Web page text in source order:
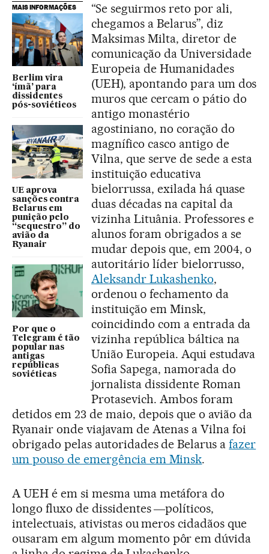
MAIS INFORMAÇÕES
Berlim vira
‘ímã’ para
dissidentes
pós-soviéticos
UE aprova
sanções contra
Belarus em
punição pelo
“sequestro” do
avião da
Ryanair
Por que o
Telegram é tão
popular nas
antigas
repúblicas
soviéticas
“Se seguirmos reto por ali,
chegamos a Belarus”, diz
Maksimas Milta, diretor de
comunicação da Universidade
Europeia de Humanidades
(UEH), apontando para um dos
muros que cercam o pátio do
antigo monastério
agostiniano, no coração do
magnífico casco antigo de
Vilna, que serve de sede a esta
instituição educativa
bielorrussa, exilada há quase
duas décadas na capital da
vizinha Lituânia. Professores e
alunos foram obrigados a se
mudar depois que, em 2004, o
autoritário líder bielorrusso,
Aleksandr Lukashenko,
ordenou o fechamento da
instituição em Minsk,
coincidindo com a entrada da
vizinha república báltica na
União Europeia. Aqui estudava
Sofia Sapega, namorada do
jornalista dissidente Roman
Protasevich. Ambos foram
detidos em 23 de maio, depois que o avião da
Ryanair onde viajavam de Atenas a Vilna foi
obrigado pelas autoridades de Belarus afazer
um pouso de emergência em Minsk.
A UEH é em si mesma uma metáfora do
longo fluxo de dissidentes ―políticos,
intelectuais, ativistas ou meros cidadãos que
ousaram em algum momento pôr em dúvida